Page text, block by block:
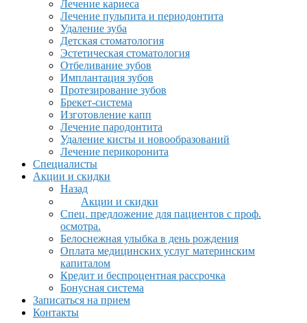
Лечение кариеса
Лечение пульпита и периодонтита
Удаление зуба
Детская стоматология
Эстетическая стоматология
Отбеливание зубов
Имплантация зубов
Протезирование зубов
Брекет-система
Изготовление капп
Лечение пародонтита
Удаление кисты и новообразований
Лечение перикоронита
Специалисты
Акции и скидки
Назад
Акции и скидки
Спец. предложение для пациентов с проф.
осмотра.
Белоснежная улыбка в день рождения
Оплата медицинских услуг материнским
капиталом
Кредит и беспроцентная рассрочка
Бонусная система
Записаться на прием
Контакты